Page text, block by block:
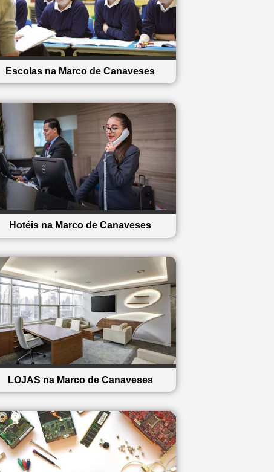
Escolas na Marco de Canaveses
Hotéis na Marco de Canaveses
LOJAS na Marco de Canaveses